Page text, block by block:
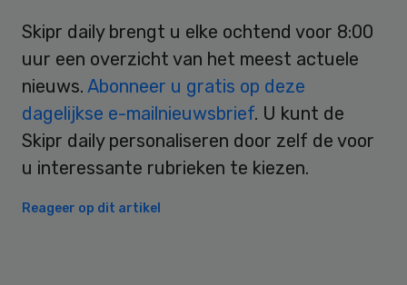
Skipr daily brengt u elke ochtend voor 8:00
uur een overzicht van het meest actuele
nieuws. Abonneer u gratis op deze
dagelijkse e-mailnieuwsbrief. U kunt de
Skipr daily personaliseren door zelf de voor
u interessante rubrieken te kiezen.
Reageer op dit artikel